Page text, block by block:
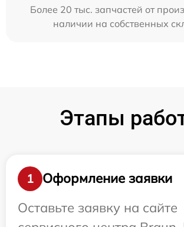
Более 20 тыс. запчастей от
наличии на собственных
Этапы
1
Оформление заявки
Оставьте заявку на сайте